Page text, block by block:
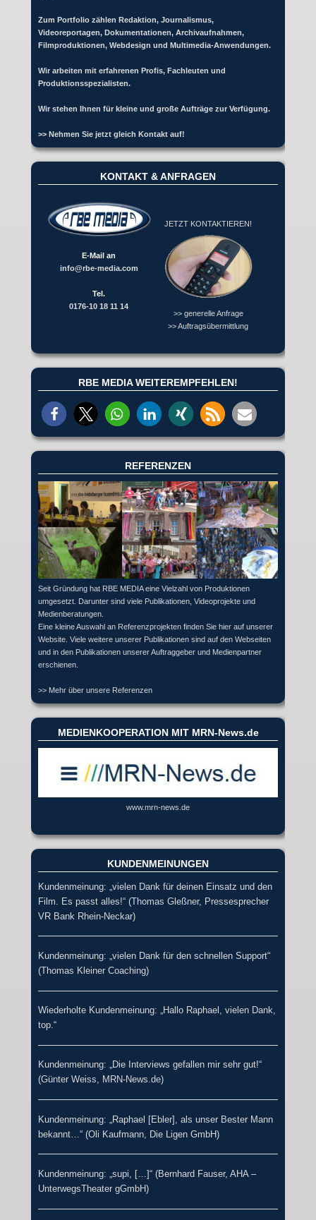
Zum Portfolio zählen Redaktion, Journalismus,
Videoreportagen, Dokumentationen, Archivaufnahmen,
Filmproduktionen, Webdesign und Multimedia-Anwendungen.
Wir arbeiten mit erfahrenen Profis, Fachleuten und
Produktionsspezialisten.
Wir stehen Ihnen für kleine und große Aufträge zur Verfügung.
>> Nehmen Sie jetzt gleich Kontakt auf!
KONTAKT & ANFRAGEN
E-Mail an
info@rbe-media.com
Tel.
0176-10 18 11 14
JETZT KONTAKTIEREN!
>> generelle Anfrage
>> Auftragsübermittlung
RBE MEDIA WEITEREMPFEHLEN!
REFERENZEN
Seit Gründung hat RBE MEDIA eine Vielzahl von Produktionen
umgesetzt. Darunter sind viele Publikationen, Videoprojekte und
Medienberatungen.
Eine kleine Auswahl an Referenzprojekten finden Sie hier auf unserer
Website. Viele weitere unserer Publikationen sind auf den Webseiten
und in den Publikationen unserer Auftraggeber und Medienpartner
erschienen.
>> Mehr über unsere Referenzen
MEDIENKOOPERATION MIT MRN-News.de
www.mrn-news.de
KUNDENMEINUNGEN
Kundenmeinung: „vielen Dank für deinen Einsatz und den
Film. Es passt alles!“ (Thomas Gleßner, Pressesprecher
VR Bank Rhein-Neckar)
Kundenmeinung: „vielen Dank für den schnellen Support“
(Thomas Kleiner Coaching)
Wiederholte Kundenmeinung: „Hallo Raphael, vielen Dank,
top.“
Kundenmeinung: „Die Interviews gefallen mir sehr gut!“
(Günter Weiss, MRN-News.de)
Kundenmeinung: „Raphael [Ebler], als unser Bester Mann
bekannt…“ (Oli Kaufmann, Die Ligen GmbH)
Kundenmeinung: „supi, […]“ (Bernhard Fauser, AHA –
UnterwegsTheater gGmbH)